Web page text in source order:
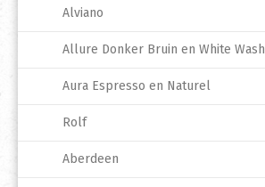
Alviano
Allure Donker Bruin en White Wash
Aura Espresso en Naturel
Rolf
Aberdeen